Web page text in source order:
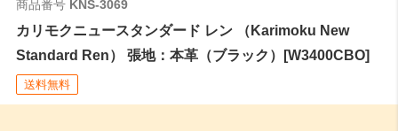
商品番号 KNS-3069
カリモクニュースタンダード レン （Karimoku New
Standard Ren） 張地：本革（ブラック）[W3400CBO]
送料無料